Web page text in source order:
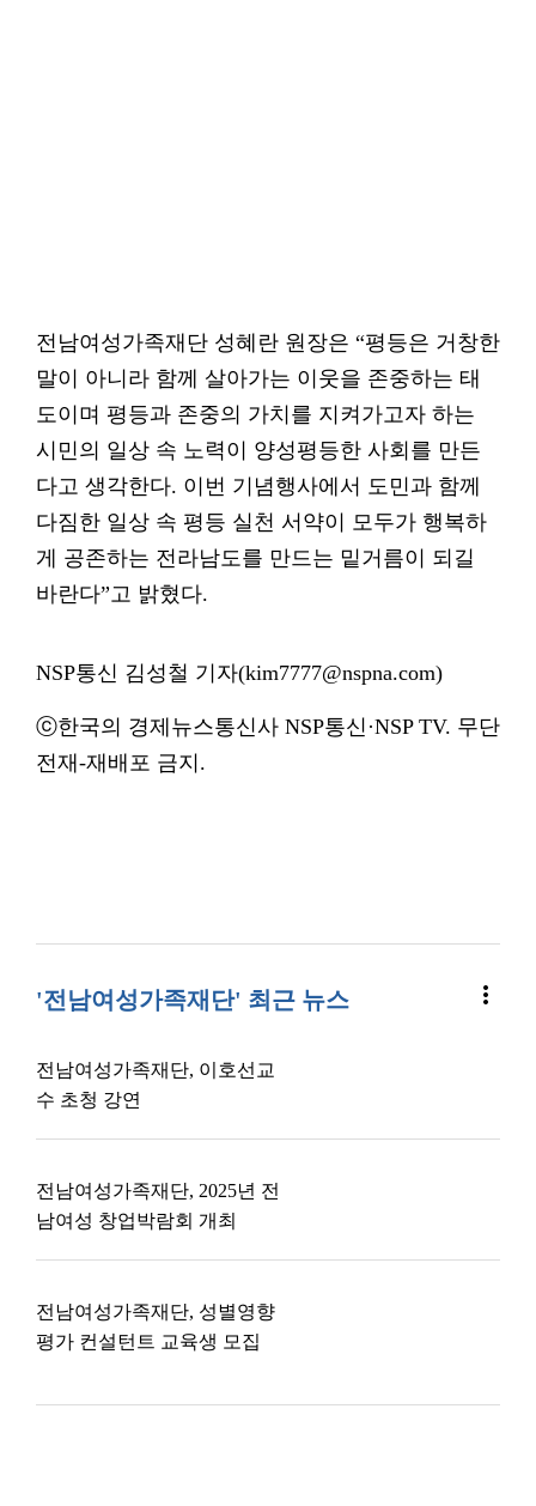
전남여성가족재단 성혜란 원장은 “평등은 거창한
말이 아니라 함께 살아가는 이웃을 존중하는 태
도이며 평등과 존중의 가치를 지켜가고자 하는
시민의 일상 속 노력이 양성평등한 사회를 만든
다고 생각한다. 이번 기념행사에서 도민과 함께
다짐한 일상 속 평등 실천 서약이 모두가 행복하
게 공존하는 전라남도를 만드는 밑거름이 되길
바란다”고 밝혔다.
NSP통신 김성철 기자(kim7777@nspna.com)
ⓒ한국의 경제뉴스통신사 NSP통신·NSP TV. 무단
전재-재배포 금지.
'전남여성가족재단' 최근 뉴스 more_vert
전남여성가족재단, 이호선교
수 초청 강연
전남여성가족재단, 2025년 전
남여성 창업박람회 개최
전남여성가족재단, 성별영향
평가 컨설턴트 교육생 모집